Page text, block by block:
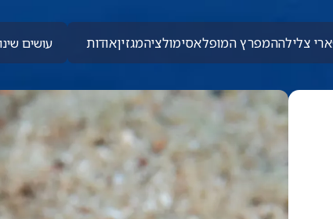
צלילההמפרץ המופלאסימולציהמגזיןאודות עושים